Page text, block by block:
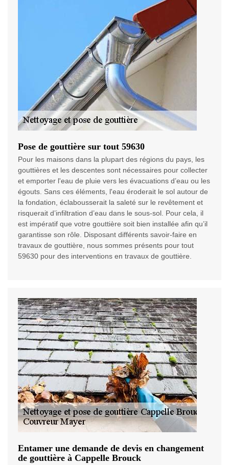
Pose de gouttière sur tout 59630
Pour les maisons dans la plupart des régions du pays, les
gouttières et les descentes sont nécessaires pour collecter
et emporter l'eau de pluie vers les évacuations d’eau ou les
égouts. Sans ces éléments, l'eau éroderait le sol autour de
la fondation, éclabousserait la saleté sur le revêtement et
risquerait d’infiltration d’eau dans le sous-sol. Pour cela, il
est impératif que votre gouttière soit bien installée afin qu’il
garantisse son rôle. Disposant différents savoir-faire en
travaux de gouttière, nous sommes présents pour tout
59630 pour des interventions en travaux de gouttière.
Entamer une demande de devis en changement
de gouttière à Cappelle Brouck